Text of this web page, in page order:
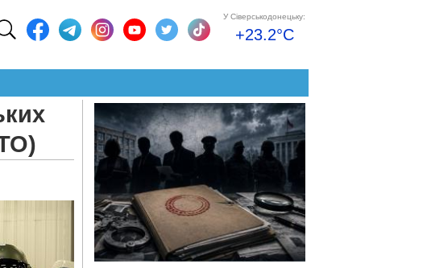
У Сіверськодонецьку:
+23.2°C